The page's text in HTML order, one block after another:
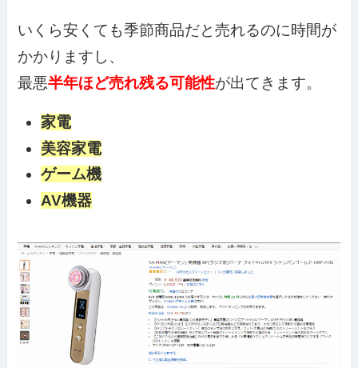
いくら安くても季節商品だと売れるのに時間が
かかりますし、
最悪半年ほど売れ残る可能性が出てきます。
家電
美容家電
ゲーム機
AV機器